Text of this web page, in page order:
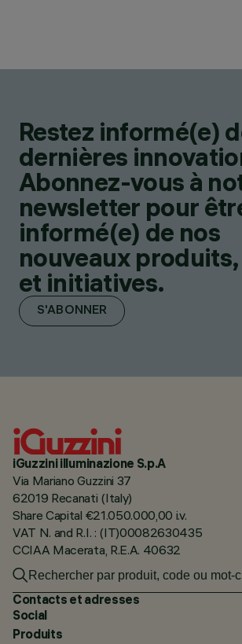
Restez informé(e)
dernières
Abonnez-vous à
newsletter pour
informé(e) de nos
nouveaux
et initiatives.
S'ABONNER
iGuzzini illuminazione S.p.A
Via Mariano Guzzini 37
62019 Recanati (Italy)
Share Capital €21.050.000,00 i.v.
VAT N. and R.I. : (IT)00082630435
CCIAA Macerata, R.E.A. 40632
Contacts et adresses
Social
Produits